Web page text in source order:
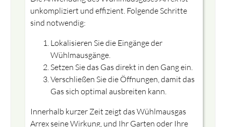
unkompliziert und effizient. Folgende Schritte
sind notwendig:
Lokalisieren Sie die Eingänge der
Wühlmausgänge.
Setzen Sie das Gas direkt in den Gang ein.
Verschließen Sie die Öffnungen, damit das
Gas sich optimal ausbreiten kann.
Innerhalb kurzer Zeit zeigt das Wühlmausgas
Arrex seine Wirkung, und Ihr Garten oder Ihre